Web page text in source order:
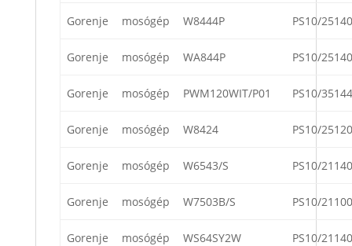
Gorenje mosógép W8444P PS10/25140
Gorenje mosógép WA844P PS10/25140
Gorenje mosógép PWM120WIT/P01 PS10/35144
Gorenje mosógép W8424 PS10/25120
Gorenje mosógép W6543/S PS10/21140
Gorenje mosógép W7503B/S PS10/21100
Gorenje mosógép WS64SY2W PS10/21140